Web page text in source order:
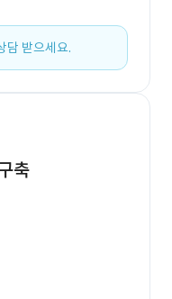
담 받으세요.
축